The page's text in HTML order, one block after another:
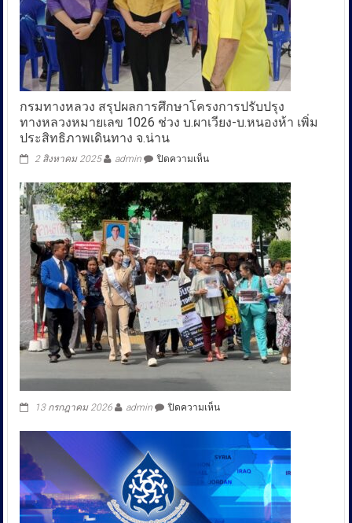
กรมทางหลวง สรุปผลการศึกษาโครงการปรับปรุง
ทางหลวงหมายเลข 1026 ช่วง บ.ผาเวียง-บ.หนองห้า เพิ่ม
ประสิทธิภาพเดินทาง จ.น่าน
2 สิงหาคม 2025 admin ปิดความเห็นบน
ทางหลวง
สรุป
ผล
การ
ศึกษา
โครงการ
ปรับปรุง
ทางหลวง
หมายเลข
1026
ช่วง
บ.ผา
เวียง-
ห้า
ประสิทธิภาพ
จ.น่าน
13 กรกฎาคม 2026 admin ปิดความเห็นบน